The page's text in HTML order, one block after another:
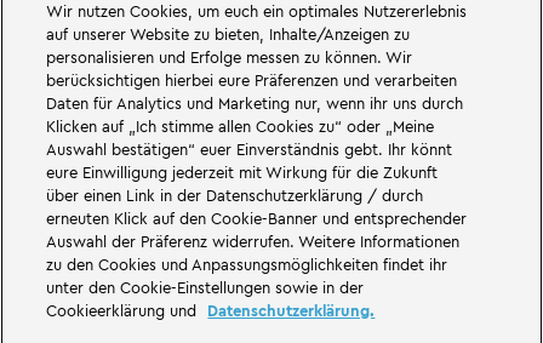
Großartiges erwartet euch in den Abenteuerwelten des Familien- und
Freizeitparks LEGOLAND Deutschland in Bayern. Erlebt spannende
Attraktionenund jede Menge LEGO® Spaß. LEGOLAND Deutschland Resort
ist einFreizeitparkfür Familien mit Kindern zwischen zwei und 12 Jahren.
Der LEGOLAND Park liegt bei Günzburg in Bayern. LEGOLAND Deutschland
ist einer der größten Freizeitparks in Bayern und einer der bekanntesten
und beliebtesten Freizeitparks in Deutschland. Der Themenpark bietet mit
68 Attraktionen und Achterbahnen ein einmaliges Erlebnis für Erwachsene
und Kinder. Neben dem Freizeitpark zählt auch ein Feriendorf mit
verschiedenen Möglichkeiten zurÜbernachtungzum LEGOLAND Resort.
Dort können Besucher in einerWaldabenteuer Lodge, im NINJAGO Quartier,
Pirateninsel Hotel, thematisierten Ferienhäusern, Ritterburgen, auf einem
Campingplatzund auch in Fässern übernachten.
LEGOLAND Deutschland Resort ist Teil der Merlin Entertainments Group.
LEGO, das LEGO Logo, die Konfigurationen des Steines und der Noppen,
Wir nutzen Cookies, um euch ein optimales Nutzererlebnis
auf unserer Website zu bieten, Inhalte/Anzeigen zu
personalisieren und Erfolge messen zu können. Wir
berücksichtigen hierbei eure Präferenzen und verarbeiten
Daten für Analytics und Marketing nur, wenn ihr uns durch
Klicken auf „Ich stimme allen Cookies zu“ oder „Meine
Auswahl bestätigen“ euer Einverständnis gebt. Ihr könnt
eure Einwilligung jederzeit mit Wirkung für die Zukunft
über einen Link in der Datenschutzerklärung / durch
erneuten Klick auf den Cookie-Banner und entsprechender
Auswahl der Präferenz widerrufen. Weitere Informationen
zu den Cookies und Anpassungsmöglichkeiten findet ihr
unter den Cookie-Einstellungen sowie in der
Cookieerklärung und
Datenschutzerklärung.